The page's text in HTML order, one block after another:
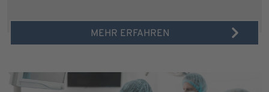
MEHR ERFAHREN